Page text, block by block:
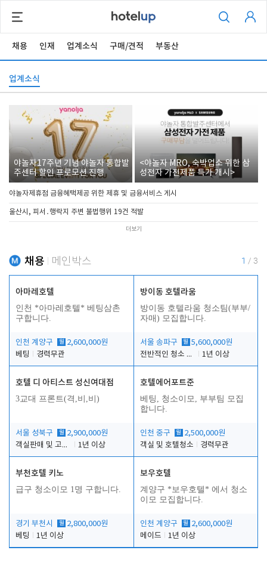
채용 인재 업계소식 구매/견적 부동산
업계소식
야놀자17주년 기념 야놀자 통합발
주센터 할인 프로모션 진행
<야놀자 MRO, 숙박업소 위한 삼
성전자 가전제품 특가 개시>
야놀자제휴점 금융혜택제공 위한 제휴 및 금융서비스 게시
울산시, 피서․행락지 주변 불법행위 19건 적발
더보기
채용 메인박스 1 / 3
아마레호텔
인천 *아마레호텔* 베팅삼촌
구합니다.
인천 계양구 월 2,600,000원
베팅
경력무관
방이동 호텔라움
방이동 호텔라움 청소팀(부부/
자매) 모집합니다.
서울 송파구 월 5,600,000원
전반적인 청소 업무(객실청소.객실정리)
1년 이상
호텔 디 아티스트 성신여대점
3교대 프론트(격,비,비)
서울 성북구 월 2,900,000원
객실판매 및 고객응대
1년 이상
호텔에어포트준
베팅, 청소이모, 부부팀 모집
합니다.
인천 중구 월 2,500,000원
객실 및 호텔청소
경력무관
부천호텔 키노
급구 청소이모 1명 구합니다.
경기 부천시 월 2,800,000원
베팅
1년 이상
보우호텔
계양구 *보우호텔* 에서 청소
이모 모집합니다.
인천 계양구 월 2,600,000원
메이드
1년 이상